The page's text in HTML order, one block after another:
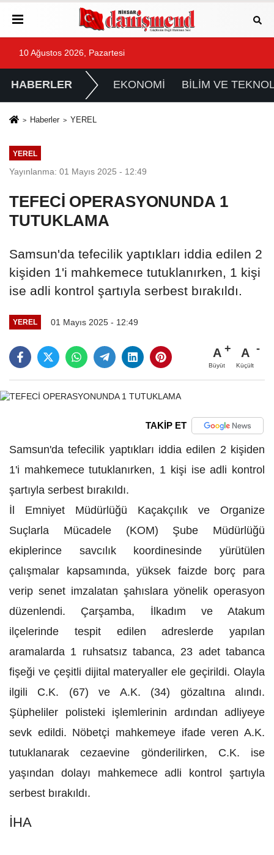
10 Ağustos 2026, Pazartesi
HABERLER EKONOMİ BİLİM VE
Haberler YEREL
YEREL
Yayınlanma: 01 Mayıs 2025 - 12:49
TEFECİ OPERASYONUNDA 1
TUTUKLAMA
Samsun'da tefecilik yaptıkları iddia edilen 2
kişiden 1'i mahkemece tutuklanırken, 1 kişi
ise adli kontrol şartıyla serbest bırakıldı.
YEREL 01 Mayıs 2025 - 12:49
A
Büyüt
A
Küçült
TAKİP ET
Samsun'da tefecilik yaptıkları iddia edilen 2 kişiden
1'i mahkemece tutuklanırken, 1 kişi ise adli kontrol
şartıyla serbest bırakıldı.
İl Emniyet Müdürlüğü Kaçakçılık ve Organize
Suçlarla Mücadele (KOM) Şube Müdürlüğü
ekiplerince savcılık koordinesinde yürütülen
çalışmalar kapsamında, yüksek faizde borç para
verip senet imzalatan şahıslara yönelik operasyon
düzenlendi. Çarşamba, İlkadım ve Atakum
ilçelerinde tespit edilen adreslerde yapılan
aramalarda 1 ruhsatsız tabanca, 23 adet tabanca
fişeği ve çeşitli dijital materyaller ele geçirildi. Olayla
ilgili C.K. (67) ve A.K. (34) gözaltına alındı.
Şüpheliler polisteki işlemlerinin ardından adliyeye
sevk edildi. Nöbetçi mahkemeye ifade veren A.K.
tutuklanarak cezaevine gönderilirken, C.K. ise
yaşından dolayı mahkemece adli kontrol şartıyla
serbest bırakıldı.
İHA